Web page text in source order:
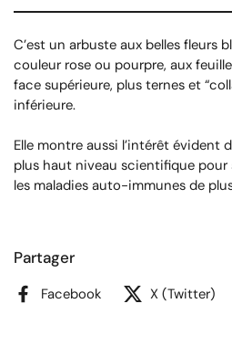
C’est un arbuste aux belles fleurs
couleur rose ou pourpre, aux
face supérieure, plus ternes et
inférieure.
Elle montre aussi l’intérêt évident
plus haut niveau scientifique
les maladies auto-immunes de
Partager
Facebook X (Twitter)